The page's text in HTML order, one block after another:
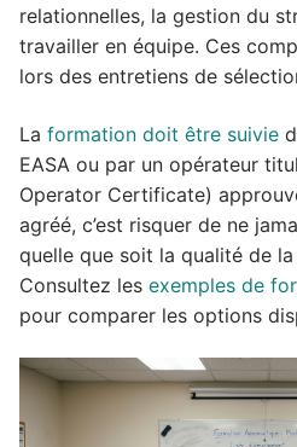
relationnelles, la gestion du
travailler en équipe. Ces
lors des entretiens de
La formation doit être suivie
EASA ou par un opérateur
Operator Certificate)
agréé, c’est risquer de ne
quelle que soit la qualité de
Consultez les exemples de
pour comparer les options